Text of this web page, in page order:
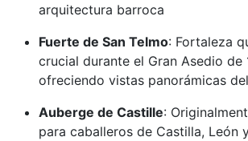
arquitectura barroca
Fuerte de San Telmo: Fortaleza
crucial durante el Gran Asedio de
ofreciendo vistas panorámicas
Auberge de Castille:
para caballeros de Castilla, León